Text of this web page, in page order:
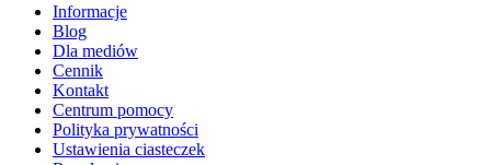
Informacje
Blog
Dla mediów
Cennik
Kontakt
Centrum pomocy
Polityka prywatności
Ustawienia ciasteczek